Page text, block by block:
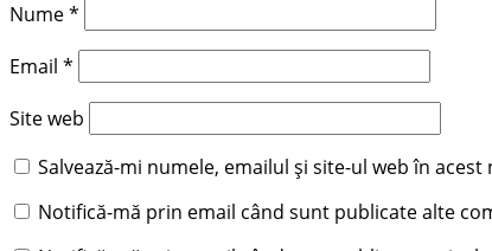
Nume*
Email *
Site web
Salvează-mi numele, emailul și site-ul web în
Notifică-mă prin email când sunt publicate alte